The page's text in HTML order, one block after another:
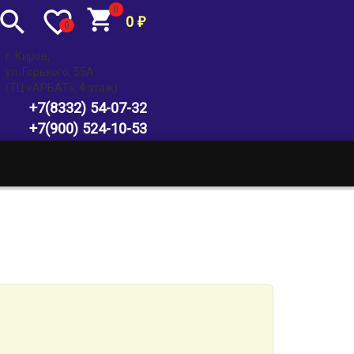
0 ₽
0
0
г. Киров,
ул. Горького, 55А
(ТЦ «АРБАТ», 4 этаж)
+7(8332) 54-07-32
+7(900) 524-10-53